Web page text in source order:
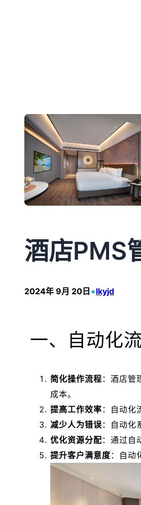
酒店PMS
2024年 9月 20日 •lkyjd
一、自动化
简化操作流程 ：酒店管
成本。
提高工作效率 ：自动化
减少人为错误 ：自动化
优化资源分配 ：通过自
提升客户满意度 ：自动